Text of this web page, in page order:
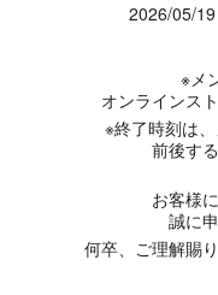
2026/05/
※メ
オンラインス
※終了時刻は
前後す
お客様
誠に
何卒、ご理解賜